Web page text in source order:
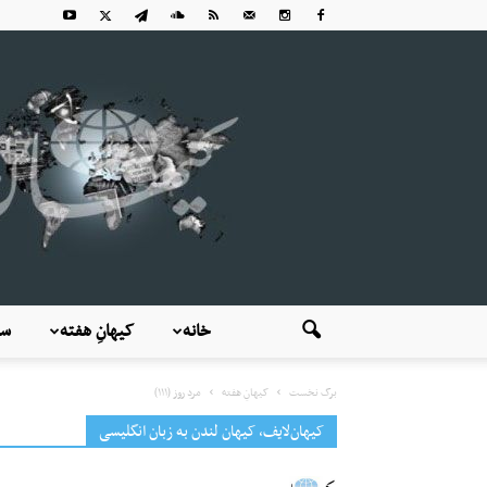
کیهانِ هفته خانه
برگ نخست کیهانِ هفته مردِ روز (۱۱۱)
کیهان‌لایف، کیهان لندن به زبان انگلیسی